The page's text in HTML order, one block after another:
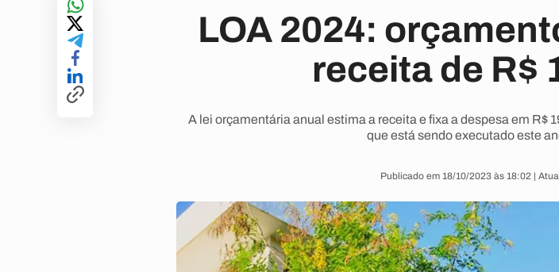
LOA 2024:
receita de R$
A lei orçamentária anual estima a receita e fixa a despesa em R$
que está sendo executado este
Publicado em 18/10/2023 às 18:02 |